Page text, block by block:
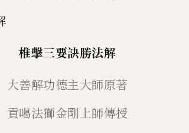
椎擊三要訣勝法解
大善解功德主大師原著
貢噶法獅金剛上師傳授